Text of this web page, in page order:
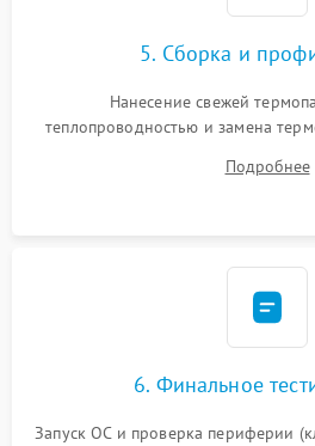
5. Сборка и
Нанесение свежей
теплопроводностью и замена
шлейфов, модулей памяти иПодробнее
6. Финальное
Запуск ОС и проверка периферии